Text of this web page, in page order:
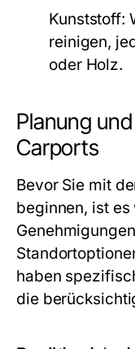
Kunststoff:
reinigen,
oder Holz.
Planung
Carports
Bevor Sie mit
beginnen, ist
haben
die